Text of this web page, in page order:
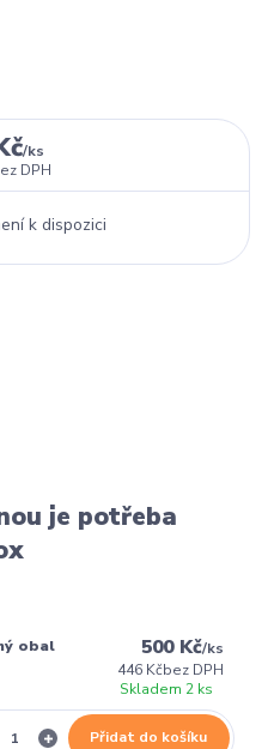
/ks
DPH
k dispozici
je potřeba
obal 500 Kč/ks
446 Kčbez DPH
Skladem 2 ks
Přidat do košíku